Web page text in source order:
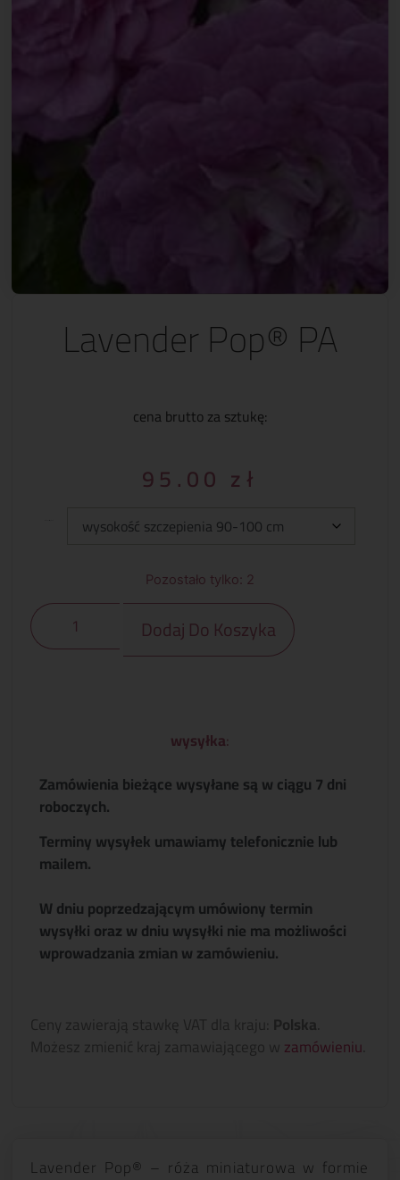
Lavender Pop® PA
cena brutto za sztukę:
95.00 zł
Pozostało tylko: 2
Dodaj Do Koszyka
wysyłka:
Zamówienia bieżące wysyłane są w ciągu 7 dni
roboczych.
Terminy wysyłek umawiamy telefonicznie lub
mailem.
W dniu poprzedzającym umówiony termin
wysyłki oraz w dniu wysyłki nie ma możliwości
wprowadzania zmian w zamówieniu.
Ceny zawierają stawkę VAT dla kraju: Polska
Możesz zmienić kraj zamawiającego wzamówieniu
Lavender Pop® – róża miniaturowa w formie